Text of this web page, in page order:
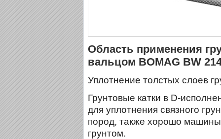
Область применения
вальцом BOMAG BW
Уплотнение толстых слоев
Грунтовые катки в D-
для уплотнения связного
пород, также хорошо
грунтом.